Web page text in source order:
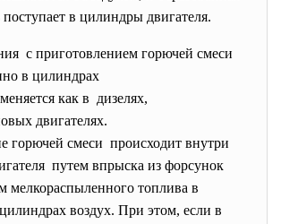
поступает в цилиндры двигателя.
с приготовлением горючей смеси
в цилиндрах
как в дизелях,
двигателях.
горючей смеси происходит внутри
путем впрыска из форсунок
мелкораспыленного топлива в
воздух. При этом, если в